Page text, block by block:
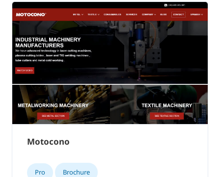
Motocono
Pro Brochure